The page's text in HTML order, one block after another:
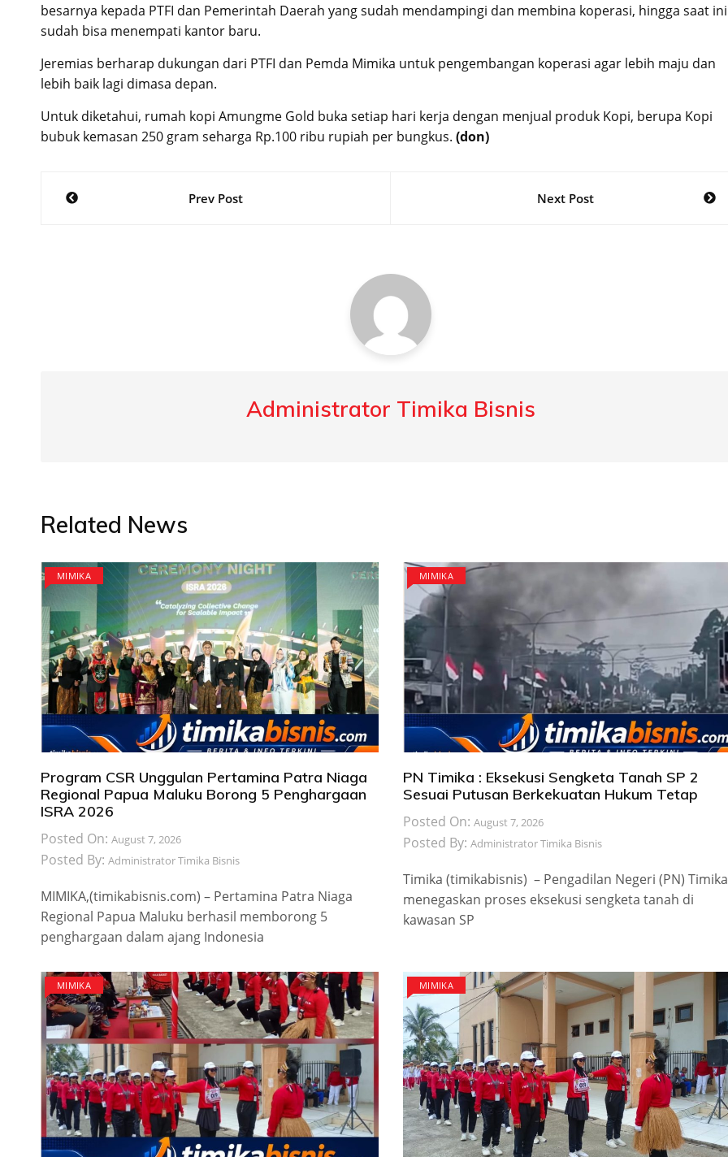
besarnya kepada PTFI dan Pemerintah Daerah yang sudah mendampingi dan membina koperasi, hingga saat ini
sudah bisa menempati kantor baru.
Jeremias berharap dukungan dari PTFI dan Pemda Mimika untuk pengembangan koperasi agar lebih maju dan
lebih baik lagi dimasa depan.
Untuk diketahui, rumah kopi Amungme Gold buka setiap hari kerja dengan menjual produk Kopi, berupa Kopi
bubuk kemasan 250 gram seharga Rp.100 ribu rupiah per bungkus. (don)
Post
Prev Post Next Post
Administrator Timika Bisnis
Related News
MIMIKA
Program CSR Unggulan Pertamina Patra Niaga
Regional Papua Maluku Borong 5 Penghargaan
ISRA 2026
Posted On: August 7, 2026
Posted By: Administrator Timika Bisnis
MIMIKA,(timikabisnis.com) – Pertamina Patra Niaga
Regional Papua Maluku berhasil memborong 5
penghargaan dalam ajang Indonesia
MIMIKA
PN Timika : Eksekusi Sengketa Tanah SP 2
Sesuai Putusan Berkekuatan Hukum Tetap
Posted On: August 7, 2026
Posted By: Administrator Timika Bisnis
Timika (timikabisnis) – Pengadilan Negeri (PN) Timika
menegaskan proses eksekusi sengketa tanah di
kawasan SP
MIMIKA MIMIKA